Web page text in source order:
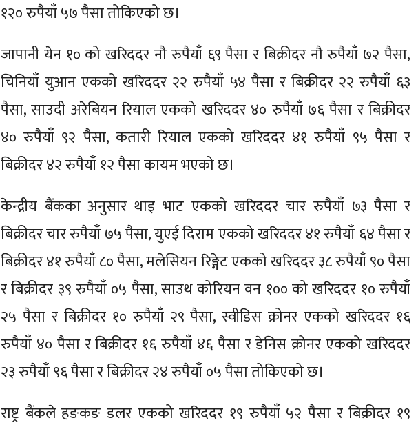
१२० रुपैयाँ ५७ पैसा तोकिएको छ।
जापानी येन १० को खरिददर नौ रुपैयाँ ६९ पैसा र बिक्रीदर नौ रुपैयाँ ७२ पैसा,
चिनियाँ युआन एकको खरिददर २२ रुपैयाँ ५४ पैसा र बिक्रीदर २२ रुपैयाँ ६३
पैसा, साउदी अरेबियन रियाल एकको खरिददर ४० रुपैयाँ ७६ पैसा र बिक्रीदर
४० रुपैयाँ ९२ पैसा, कतारी रियाल एकको खरिददर ४१ रुपैयाँ ९५ पैसा र
बिक्रीदर ४२ रुपैयाँ १२ पैसा कायम भएको छ।
केन्द्रीय बैंकका अनुसार थाइ भाट एकको खरिददर चार रुपैयाँ ७३ पैसा र
बिक्रीदर चार रुपैयाँ ७५ पैसा, युएई दिराम एकको खरिददर ४१ रुपैयाँ ६४ पैसा र
बिक्रीदर ४१ रुपैयाँ ८० पैसा, मलेसियन रिङ्गेट एकको खरिददर ३८ रुपैयाँ ९० पैसा
र बिक्रीदर ३९ रुपैयाँ ०५ पैसा, साउथ कोरियन वन १०० को खरिददर १० रुपैयाँ
२५ पैसा र बिक्रीदर १० रुपैयाँ २९ पैसा, स्वीडिस क्रोनर एकको खरिददर १६
रुपैयाँ ४० पैसा र बिक्रीदर १६ रुपैयाँ ४६ पैसा र डेनिस क्रोनर एकको खरिददर
२३ रुपैयाँ ९६ पैसा र बिक्रीदर २४ रुपैयाँ ०५ पैसा तोकिएको छ।
राष्ट्र बैंकले हङकङ डलर एकको खरिददर १९ रुपैयाँ ५२ पैसा र बिक्रीदर १९